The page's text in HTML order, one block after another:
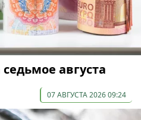
августа
07 АВГУСТА 2026 09:24